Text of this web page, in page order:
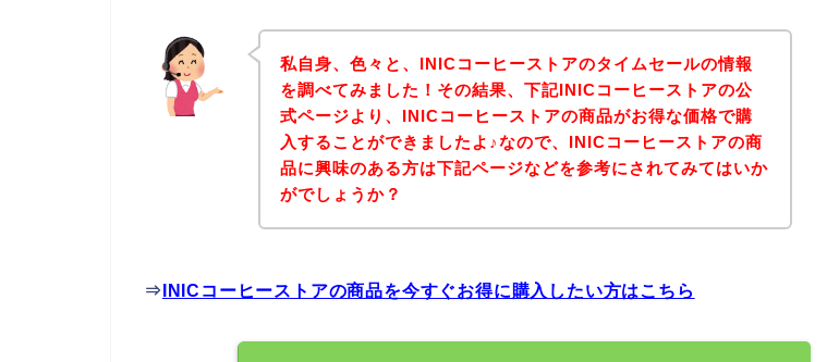
私自身、色々と、INICコーヒーストアのタイムセールの情報
を調べてみました！その結果、下記INICコーヒーストアの公
式ページより、INICコーヒーストアの商品がお得な価格で購
入することができましたよ♪なので、INICコーヒーストアの商
品に興味のある方は下記ページなどを参考にされてみてはいか
がでしょうか？
⇒ INICコーヒーストアの商品を今すぐお得に購入したい方はこちら